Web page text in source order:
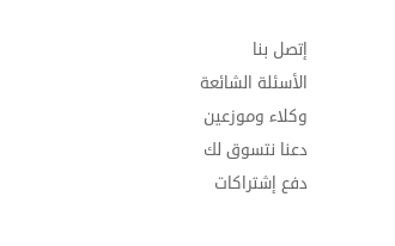
إتصل بنا
الأسئلة الشائعة
وكلاء وموزعين
دعنا نتسوق لك
دفع إشتراكات